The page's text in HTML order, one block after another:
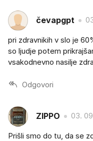
čevapgpt
pri zdravnikih v slo je
so ljudje potem
vsakodnevno nasilje
Odgovori
ZIPPO 03.
Prišli smo do tu, da se